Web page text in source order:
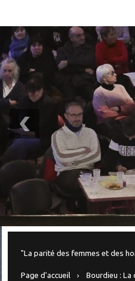
"La parité des femmes et des
Page d'accueil Bourdieu : La